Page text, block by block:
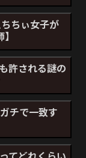
ちぃ女子が
許される謎の
チで一致す